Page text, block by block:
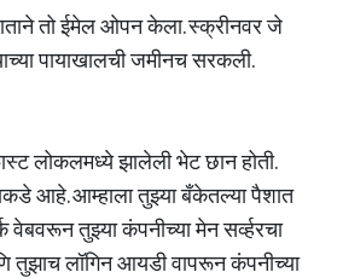
तो ईमेल ओपन केला. स्क्रीनवर जे
पायाखालची जमीनच सरकली.
लोकलमध्ये झालेली भेट छान होती.
आहे. आम्हाला तुझ्या बँकेतल्या पैशात
वेबवरून तुझ्या कंपनीच्या मेन सर्व्हरचा
लॉगिन आयडी वापरून कंपनीच्या